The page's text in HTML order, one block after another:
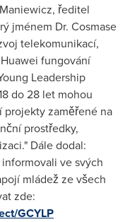
ředitel
jménem Dr. Cosmase
telekomunikací,
fungování
Leadership
do 28 let mohou
projekty zaměřené na
prostředky,
Dále dodal:
ve svých
mládež ze všech
zde:
GCYLP